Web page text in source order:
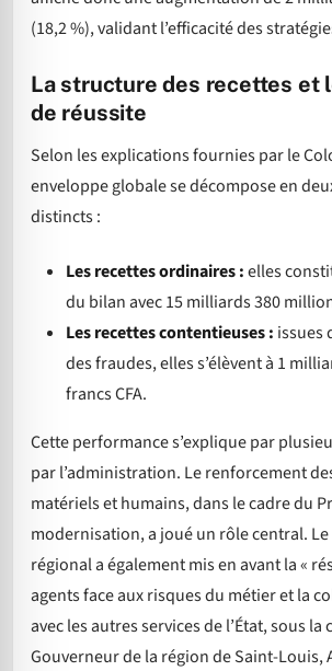
(18,2 %), validant l’efficacité des
La structure des recettes et
de réussite
Selon les explications fournies par le
enveloppe globale se décompose en
distincts :
Les recettes ordinaires :elles
du bilan avec 15 milliards 380
Les recettes contentieuses : issues
des fraudes, elles s’élèvent à 1
francs CFA.
Cette performance s’explique par
par l’administration. Le renforcement
matériels et humains, dans le cadre du
modernisation, a joué un rôle central.
régional a également mis en avant la «
agents face aux risques du métier et la
avec les autres services de l’État, sous
Gouverneur de la région de Saint-Louis,